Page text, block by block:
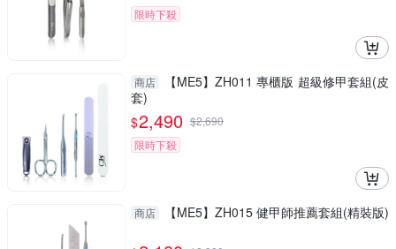
限時下殺
商店
【ME5】ZH011 專櫃版 超級修甲套組(皮
套)
$2,490 $2,690
限時下殺
商店 【ME5】ZH015 健甲師推薦套組(精裝版)